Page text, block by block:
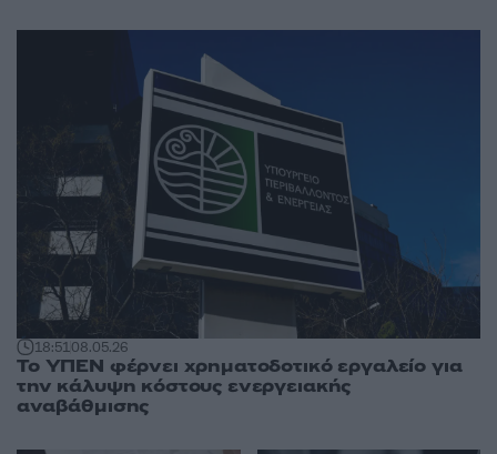
18:5108.05.26
Το ΥΠΕΝ φέρνει χρηματοδοτικό εργαλείο για
την κάλυψη κόστους ενεργειακής
αναβάθμισης